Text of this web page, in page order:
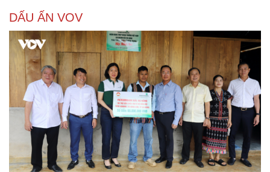
DẤU ẤN VOV